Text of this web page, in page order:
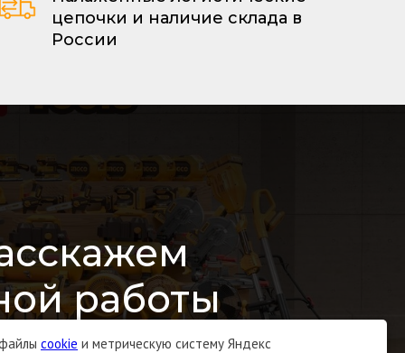
цепочки и наличие склада в
России
работы
cookie и метрическую систему Яндекс